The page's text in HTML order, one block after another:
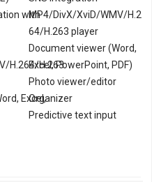
with
H.264/H.263
Excel,
MP4/DivX/XviD/WMV/H.2
64/H.263 player
Document viewer (Word,
Excel, PowerPoint, PDF)
Photo viewer/editor
Organizer
Predictive text input